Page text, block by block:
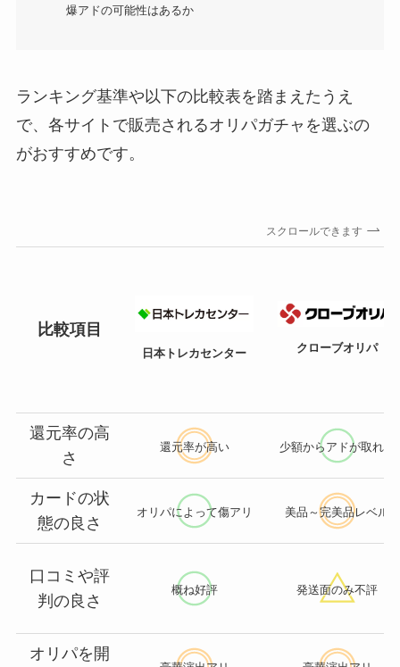
爆アドの可能性はあるか
ランキング基準や以下の比較表を踏まえたうえ
で、各サイトで販売されるオリパガチャを選ぶの
がおすすめです。
スクロールできます
比較項目
日本トレカセンター クローブオリパ
還元率の高
さ
還元率が高い 少額からアドが取れる
カードの状
態の良さ
オリパによって傷アリ 美品～完美品レベル
口コミや評
判の良さ
概ね好評 発送面のみ不評
オリパを開